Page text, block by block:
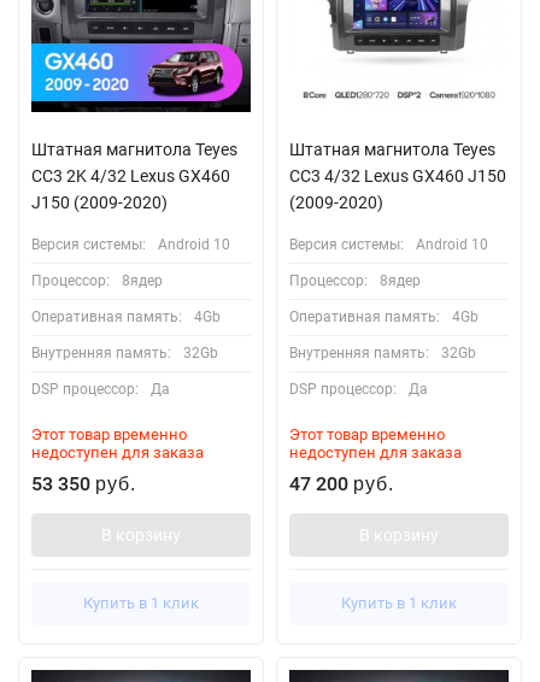
Штатная магнитола Teyes
CC3 2K 4/32 Lexus GX460
J150 (2009-2020)
Версия системы: Android 10
Процессор: 8ядер
Оперативная память: 4Gb
Внутренняя память: 32Gb
DSP процессор: Да
Этот товар временно
недоступен для заказа
53 350 руб.
В корзину
Купить в 1 клик
Штатная магнитола Teyes
CC3 4/32 Lexus GX460 J150
(2009-2020)
Версия системы: Android 10
Процессор: 8ядер
Оперативная память: 4Gb
Внутренняя память: 32Gb
DSP процессор: Да
Этот товар временно
недоступен для заказа
47 200 руб.
В корзину
Купить в 1 клик